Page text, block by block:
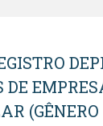
(GÊNERO